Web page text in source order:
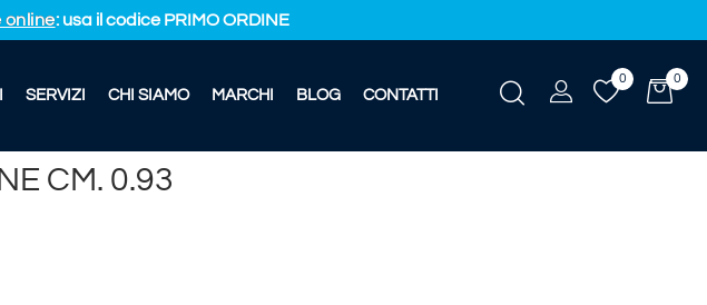
online: usa il codice PRIMO ORDINE
SERVIZI CHI SIAMO MARCHI BLOG CONTATTI
0
0
CM. 0.93